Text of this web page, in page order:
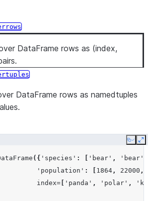
DataFrame rows as (index,
DataFrame rows as namedtuples
Copy
({ 'species' : 'bear' , 'bear'
'population' : 1864 , 22000 ,
index= 'panda' , 'polar' ,